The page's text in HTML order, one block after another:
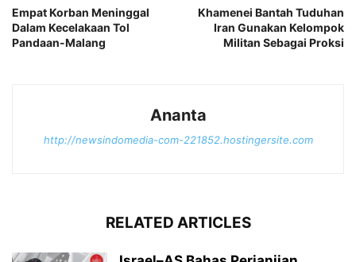
Empat Korban Meninggal
Dalam Kecelakaan Tol
Pandaan-Malang
Khamenei Bantah Tuduhan
Iran Gunakan Kelompok
Militan Sebagai Proksi
Ananta
http://newsindomedia-com-221852.hostingersite.com
RELATED ARTICLES